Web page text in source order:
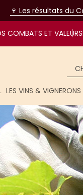
🍷 Les résultats du
COMBATS ET VALEURS
libres par
LES VINS & VIGNERONS